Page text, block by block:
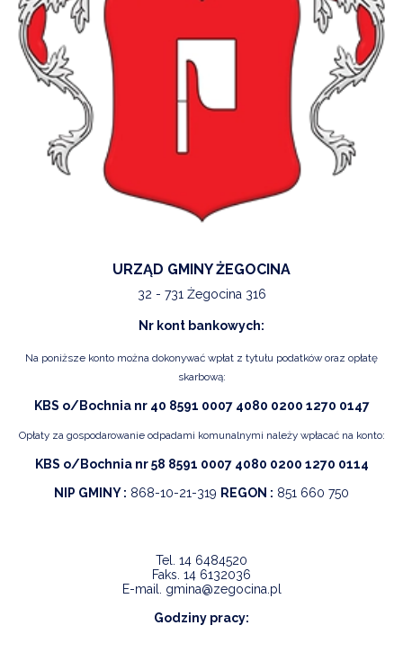
URZĄD GMINY ŻEGOCINA
32 - 731 Żegocina 316
Nr kont bankowych:
Na poniższe konto można dokonywać wpłat z tytułu podatków oraz opłatę
skarbową:
KBS o/Bochnia nr 40 8591 0007 4080 0200 1270 0147
Opłaty za gospodarowanie odpadami komunalnymi należy wpłacać na konto:
KBS o/Bochnia nr 58 8591 0007 4080 0200 1270 0114
NIP GMINY : 868-10-21-319 REGON : 851 660 750
Tel. 14 6484520
Faks. 14 6132036
E-mail. gmina@zegocina.pl
Godziny pracy: